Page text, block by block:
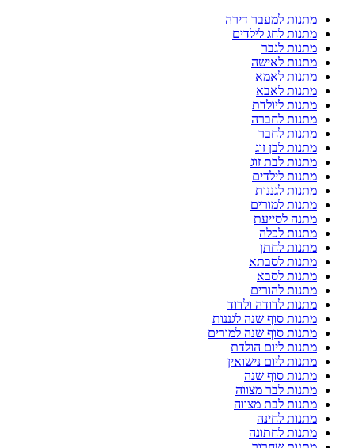
מתנות למעבר דירה
מתנות לחג לילדים
מתנות לגבר
מתנות לאישה
מתנות לאמא
מתנות לאבא
מתנות ליולדת
מתנות לחברה
מתנות לחבר
מתנות לבן זוג
מתנות לבת זוג
מתנות לילדים
מתנות לגננות
מתנות למורים
מתנה לסייעת
מתנות לכלה
מתנות לחתן
מתנות לסבתא
מתנות לסבא
מתנות להורים
מתנות לדודה ולדוד
מתנות סוף שנה לגננות
מתנות סוף שנה למורים
מתנות ליום הולדת
מתנות ליום נישואין
מתנות סוף שנה
מתנות לבר מצווה
מתנות לבת מצווה
מתנות לחינה
מתנות לחתונה